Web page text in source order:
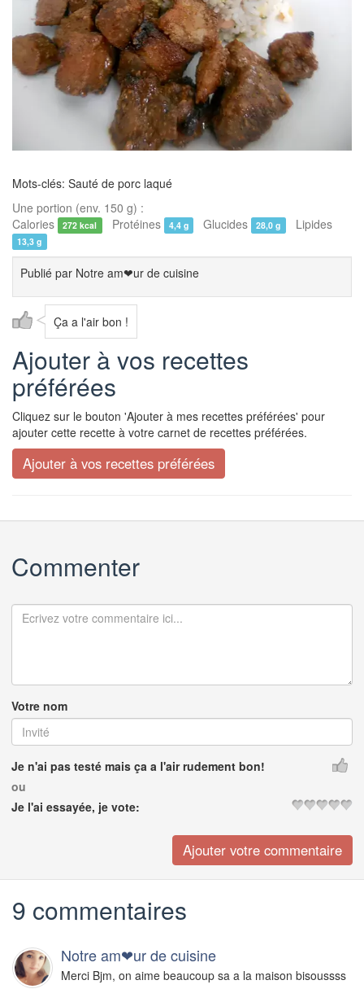
Mots-clés: Sauté de porc laqué
Une portion (env. 150 g) :
Calories
272 kcal Protéines 4,4 g Glucides 28,0 g Lipides
13,3 g
Publié par Notre am❤ur de cuisine
Ça a l'air bon !
Ajouter à vos recettes
préférées
Cliquez sur le bouton 'Ajouter à mes recettes préférées' pour
ajouter cette recette à votre carnet de recettes préférées.
Commenter
Votre nom
Je n'ai pas testé mais ça a l'air rudement bon!
ou
Je l'ai essayée, je vote:
9 commentaires
Notre am❤ur de cuisine
Merci Bjm, on aime beaucoup sa a la maison bisoussss